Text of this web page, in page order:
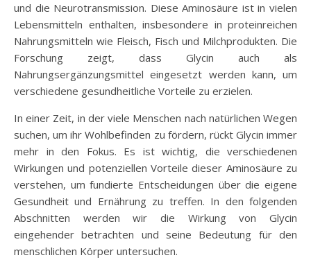
und die Neurotransmission. Diese Aminosäure ist in vielen
Lebensmitteln enthalten, insbesondere in proteinreichen
Nahrungsmitteln wie Fleisch, Fisch und Milchprodukten. Die
Forschung zeigt, dass Glycin auch als
Nahrungsergänzungsmittel eingesetzt werden kann, um
verschiedene gesundheitliche Vorteile zu erzielen.
In einer Zeit, in der viele Menschen nach natürlichen Wegen
suchen, um ihr Wohlbefinden zu fördern, rückt Glycin immer
mehr in den Fokus. Es ist wichtig, die verschiedenen
Wirkungen und potenziellen Vorteile dieser Aminosäure zu
verstehen, um fundierte Entscheidungen über die eigene
Gesundheit und Ernährung zu treffen. In den folgenden
Abschnitten werden wir die Wirkung von Glycin
eingehender betrachten und seine Bedeutung für den
menschlichen Körper untersuchen.